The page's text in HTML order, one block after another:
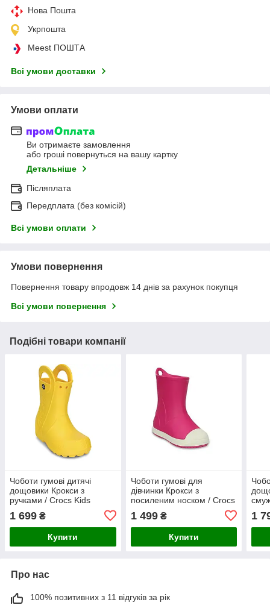
Нова Пошта
Укрпошта
Meest ПОШТА
Всі умови доставки
Умови оплати
Ви отримаєте замовлення
або гроші повернуться на вашу картку
Детальніше
Післяплата
Передплата (без комісій)
Всі умови оплати
Умови повернення
Повернення товару впродовж 14 днів за рахунок покупця
Всі умови повернення
Подібні товари компанії
Чоботи гумові дитячі
дощовики Крокси з
ручками / Crocs Kids
(12803), Жовті
1 699 ₴
Купити
Чоботи гумові для
дівчинки Крокси з
посиленим носком / Crocs
(203515), Рожеві 28 (C11)
1 499₴
Купити
1
Про нас
100% позитивних з 11 відгуків за рік